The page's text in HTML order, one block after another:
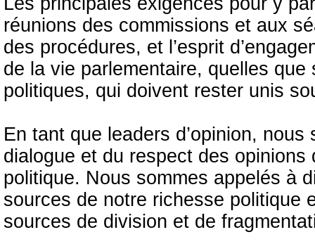
réunions des commissions et aux
des procédures, et l’esprit
de la vie parlementaire, quelles
politiques, qui doivent rester unis
En tant que leaders d’opinion,
dialogue et du respect des
politique. Nous sommes appelés à
sources de notre richesse politique
sources de division et de